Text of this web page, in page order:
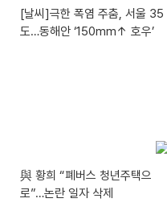
[날씨]극한 폭염 주춤, 서울 35
도…동해안 ‘150mm↑ 호우’
與 황희 “폐버스 청년주택으
로”…논란 일자 삭제